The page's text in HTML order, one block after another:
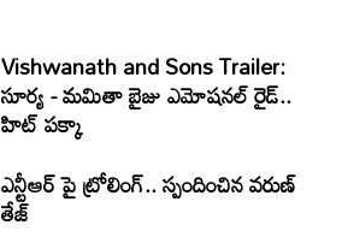
Vishwanath and Sons Trailer:
సూర్య - మమితా బైజు ఎమోషనల్ రైడ్..
హిట్ పక్కా
ఎన్టీఆర్ పై ట్రోలింగ్.. స్పందించిన వరుణ్
తేజ్